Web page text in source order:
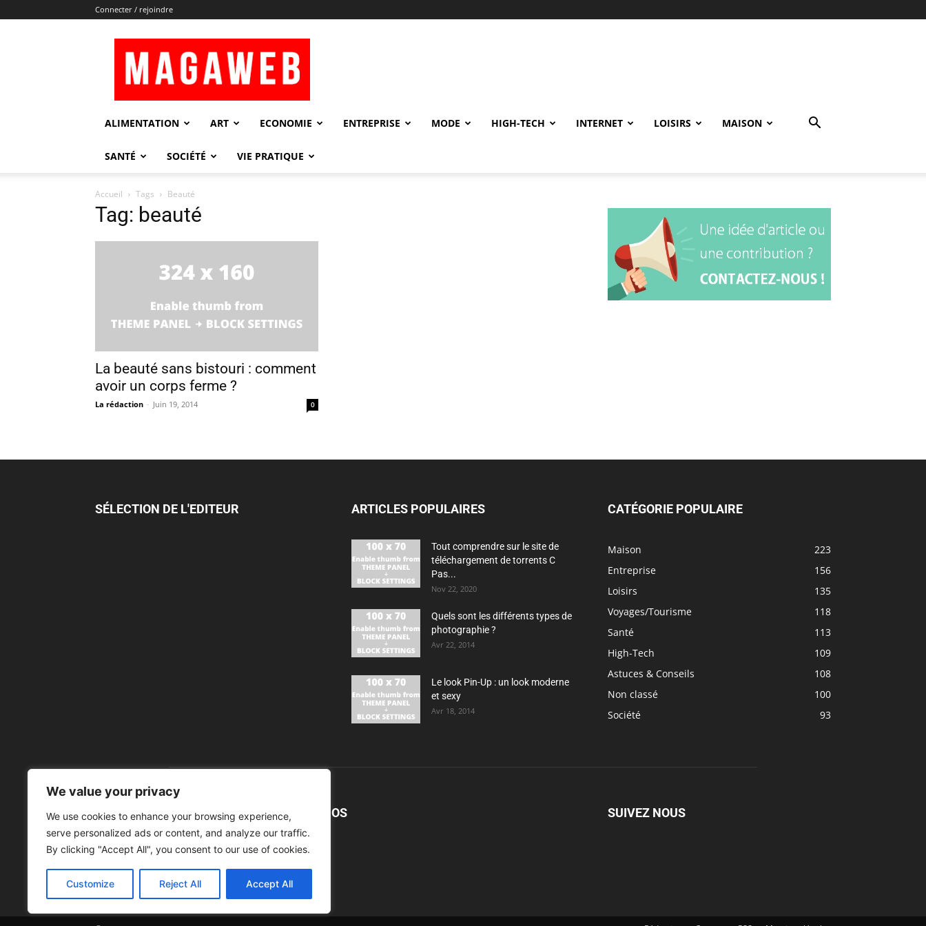
We value your privacy
We use cookies to enhance your browsing experience,
serve personalized ads or content, and analyze our traffic.
By clicking "Accept All", you consent to our use of cookies.
Customize Reject All Accept All
Connecter / rejoindre
ALIMENTATION ART ECONOMIE ENTREPRISE MODE HIGH-TECH INTERNET LOISIRS MAISON
SANTÉ SOCIÉTÉ VIE PRATIQUE
Accueil Tags Beauté
Tag: beauté
La beauté sans bistouri : comment
avoir un corps ferme ?
La rédaction - Juin 19, 2014 0
SÉLECTION DE L'EDITEUR ARTICLES POPULAIRES
Tout comprendre sur le site de
téléchargement de torrents C
Pas...
Nov 22, 2020
Quels sont les différents types de
photographie ?
Avr 22, 2014
Le look Pin-Up : un look moderne
et sexy
Avr 18, 2014
CATÉGORIE POPULAIRE
Maison
223
Entreprise
156
Loisirs
135
Voyages/Tourisme
118
Santé
113
High-Tech
109
Astuces & Conseils
108
Non classé
100
Société
93
À PROPOS SUIVEZ NOUS